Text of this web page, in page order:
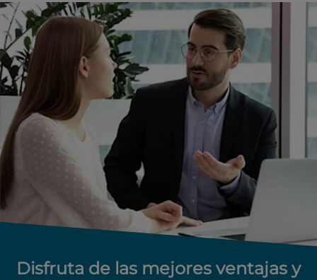
Disfruta de las mejores ventajas y